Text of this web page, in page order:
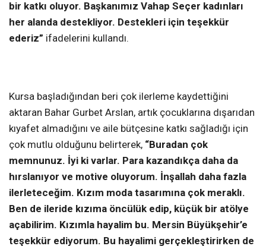
bir katkı oluyor. Başkanımız Vahap Seçer kadınları
her alanda destekliyor. Destekleri için teşekkür
ederiz” ifadelerini kullandı.
Kursa başladığından beri çok ilerleme kaydettiğini
aktaran Bahar Gurbet Arslan, artık çocuklarına dışarıdan
kıyafet almadığını ve aile bütçesine katkı sağladığı için
çok mutlu olduğunu belirterek, “Buradan çok
memnunuz. İyi ki varlar. Para kazandıkça daha da
hırslanıyor ve motive oluyorum. İnşallah daha fazla
ilerleteceğim. Kızım moda tasarımına çok meraklı.
Ben de ileride kızıma öncülük edip, küçük bir atölye
açabilirim. Kızımla hayalim bu. Mersin Büyükşehir’e
teşekkür ediyorum. Bu hayalimi gerçekleştirirken de